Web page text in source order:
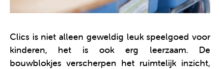
Clics is niet alleen geweldig leuk speelgoed voor
kinderen, het is ook erg leerzaam. De
bouwblokjes verscherpen het ruimtelijk inzicht,